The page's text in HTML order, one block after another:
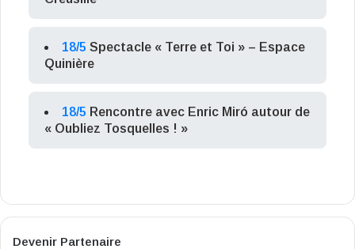
18/5 Spectacle « Terre et Toi » – Espace
Quinière
18/5 Rencontre avec Enric Miró autour de
« Oubliez Tosquelles ! »
Devenir Partenaire